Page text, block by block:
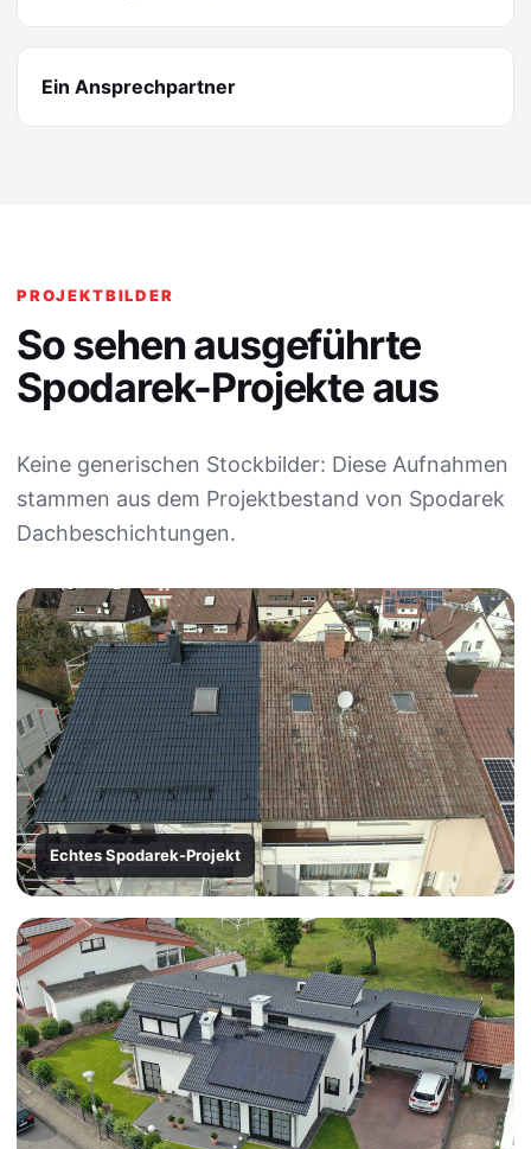
Ein Ansprechpartner
PROJEKTBILDER
So sehen ausgeführte
Spodarek-Projekte aus
Keine generischen Stockbilder: Diese Aufnahmen
stammen aus dem Projektbestand von Spodarek
Dachbeschichtungen.
Echtes Spodarek-Projekt